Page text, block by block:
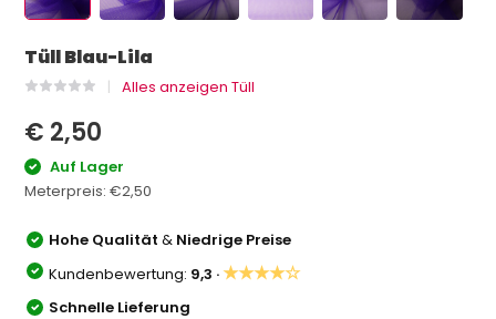
Tüll Blau-Lila
Alles anzeigen Tüll
€ 2,50
Auf Lager
Meterpreis:€2,50
Hohe Qualität& Niedrige Preise
Kundenbewertung: 9,3 ·★★★★☆
Schnelle Lieferung